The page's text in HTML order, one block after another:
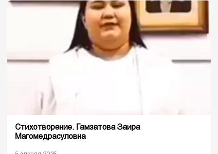
Стихотворение. Гамзатова Заира
Магомедрасуловна